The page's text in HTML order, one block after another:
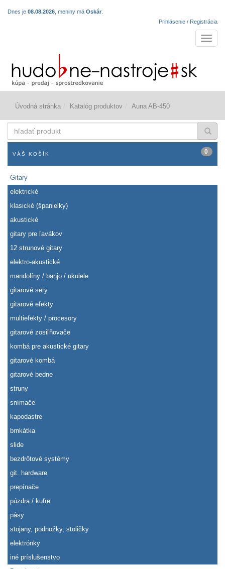
Dnes je 08.08.2026 , meniny má Oskár
Prihlásenie / Registrácia
Úvodná stránka Katalóg produktov Auna AB-450
produkt
VÁŠ KOŠÍK 0
Gitary
elektrické
klasické (španielky)
akustické
gitary pre ľavákov
12 strunové gitary
elektro-akustické
mandolíny / banjo / ukulele
gitarové sety
gitarové efekty
multiefekty / procesory
gitarové zosiľňovače
kombá pre akustické gitary
gitarové kombá
gitarové bedne
struny
snímače
kapodastre
brnkátka
slide
bezdrôtové systémy
git. hardware
prepínače
púzdra / kufre
pásy
stojany, podnožky, stoličky
elektrónky
iné príslušenstvo